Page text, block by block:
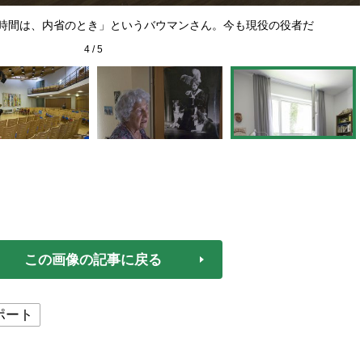
間は、内省のとき」というバウマンさん。今も現役の役者だ
4/5
この画像の記事に戻る
ート